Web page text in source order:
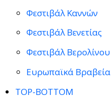
Φεστιβάλ Καννών
Φεστιβάλ Βενετίας
Φεστιβάλ Βερολίνου
Ευρωπαϊκά Βραβεία
TOP-BOTTOM